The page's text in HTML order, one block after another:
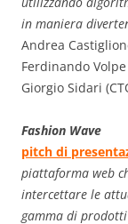
in maniera
Andrea
Ferdinando
Giorgio Sidari
Fashion Wave
pitch di
piattaforma web
intercettare le
gamma di